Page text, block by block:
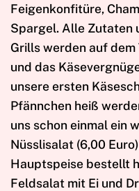
Feigenkonfitüre,
Spargel. Alle Zutaten
Grills werden auf
und das
unsere ersten
Pfännchen heiß
uns schon einmal ein
Nüsslisalat (6,00
Hauptspeise bestellt
Feldsalat mit Ei und